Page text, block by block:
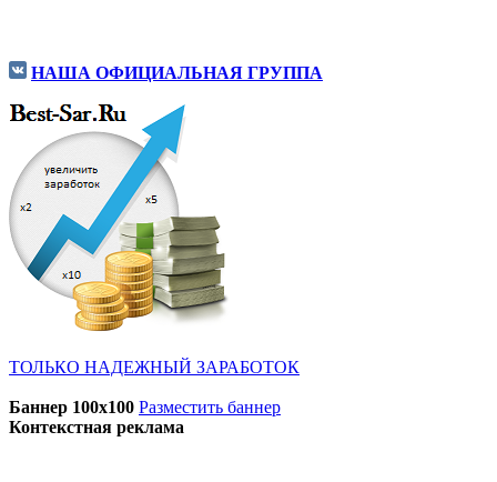
НАША ОФИЦИАЛЬНАЯ ГРУППА
ТОЛЬКО НАДЕЖНЫЙ ЗАРАБОТОК
Баннер 100x100 Разместить баннер
Контекстная реклама